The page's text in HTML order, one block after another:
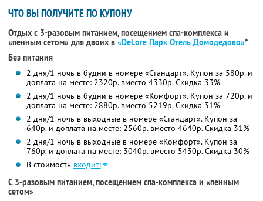
ЧТО ВЫ ПОЛУЧИТЕ ПО КУПОНУ
Отдых с 3-разовым питанием, посещением спа-комплекса и
«пенным сетом» для двоих в «DeLore Парк Отель Домодедово»*
Без питания
2 дня/1 ночь в будни в номере «Стандарт». Купон за 580р. и
доплата на месте: 2320р. вместо 4330р. Скидка 33%
2 дня/1 ночь в будни в номере «Комфорт». Купон за 720р. и
доплата на месте: 2880р. вместо 5219р. Скидка 31%
2 дня/1 ночь в выходные в номере «Стандарт». Купон за
640р. и доплата на месте: 2560р. вместо 4640р. Скидка 31%
2 дня/1 ночь в выходные в номере «Комфорт». Купон за
760р. и доплата на месте: 3040р. вместо 5430р. Скидка 30%
В стоимость входит:
С 3-разовым питанием, посещением спа-комплекса и «пенным
сетом»